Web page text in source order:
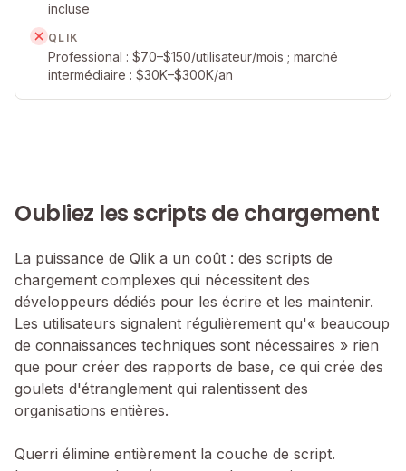
incluse
QLIK
Professional : $70–$150/utilisateur/mois ; marché
intermédiaire : $30K–$300K/an
Oubliez les scripts de chargement
La puissance de Qlik a un coût : des scripts de
chargement complexes qui nécessitent des
développeurs dédiés pour les écrire et les maintenir.
Les utilisateurs signalent régulièrement qu'« beaucoup
de connaissances techniques sont nécessaires » rien
que pour créer des rapports de base, ce qui crée des
goulets d'étranglement qui ralentissent des
organisations entières.
Querri élimine entièrement la couche de script.